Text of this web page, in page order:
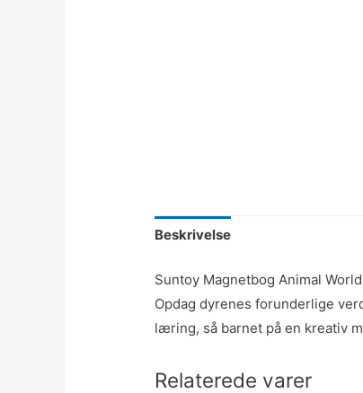
Beskrivelse
Suntoy Magnetbog Animal World
Opdag dyrenes forunderlige
læring, så barnet på en kreativ
Relaterede varer